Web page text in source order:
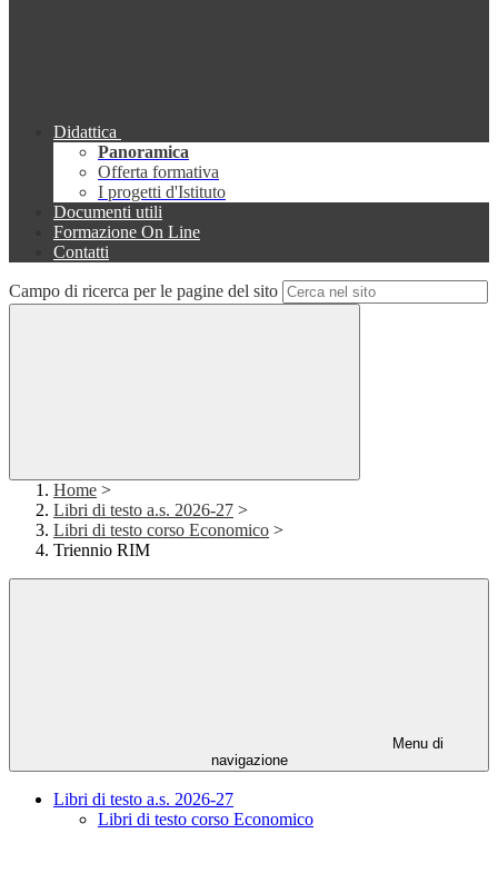
Didattica
Panoramica
Offerta formativa
I progetti d'Istituto
Documenti utili
Formazione On Line
Contatti
Campo di ricerca per le pagine del sito
Home >
Libri di testo a.s. 2026-27 >
Libri di testo corso Economico >
Triennio RIM
Menu di
navigazione
Libri di testo a.s. 2026-27
Libri di testo corso Economico